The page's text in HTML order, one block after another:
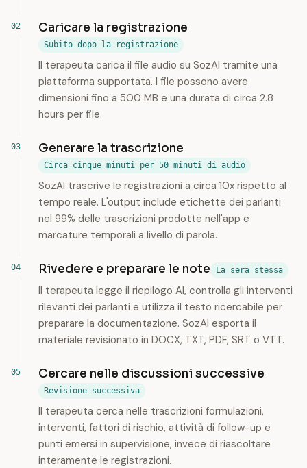
Caricare la registrazione
Subito dopo la registrazione
Il terapeuta carica il file audio su SozAI tramite una
piattaforma supportata. I file possono avere
dimensioni fino a 500 MB e una durata di circa 2.8
hours per file.
Generare la trascrizione
Circa cinque minuti per 50 minuti di audio
SozAI trascrive le registrazioni a circa 10x rispetto al
tempo reale. L'output include etichette dei parlanti
nel 99% delle trascrizioni prodotte nell'app e
marcature temporali a livello di parola.
Rivedere e preparare le note La sera stessa
Il terapeuta legge il riepilogo AI, controlla gli interventi
rilevanti dei parlanti e utilizza il testo ricercabile per
preparare la documentazione. SozAI esporta il
materiale revisionato in DOCX, TXT, PDF, SRT o VTT.
Cercare nelle discussioni successive
Revisione successiva
Il terapeuta cerca nelle trascrizioni formulazioni,
interventi, fattori di rischio, attività di follow-up e
punti emersi in supervisione, invece di riascoltare
interamente le registrazioni.